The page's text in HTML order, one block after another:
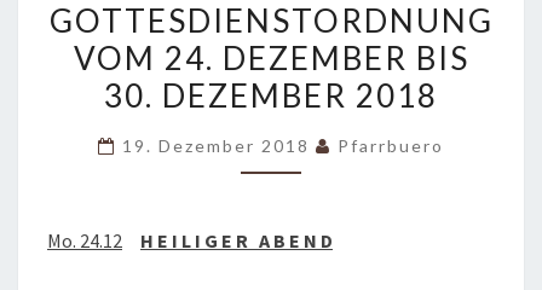
VOM
24.
DEZEMBER
30.
GOTTESDIENSTORDNUNG
VOM 24. DEZEMBER BIS
30. DEZEMBER 2018
19. Dezember 2018 Pfarrbuero
Mo. 24.12 H E I L I G E R A B E N D